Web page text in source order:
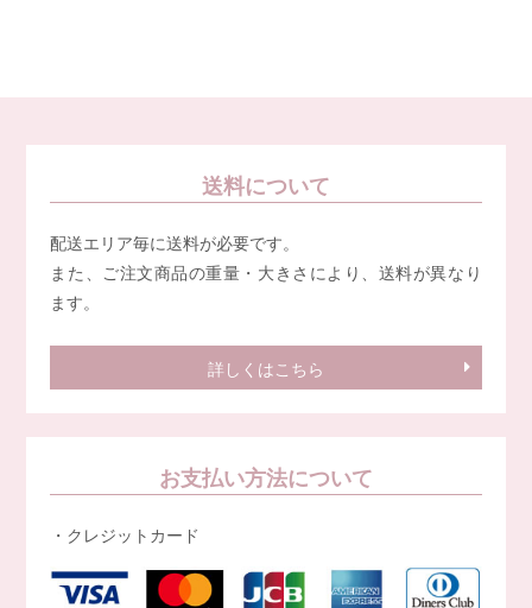
送料について
配送エリア毎に送料が必要です。
また、ご注文商品の重量・大きさにより、送料が異なり
ます。
詳しくはこちら
お支払い方法について
・クレジットカード